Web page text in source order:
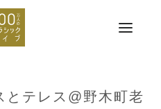
とテレス@野木町老